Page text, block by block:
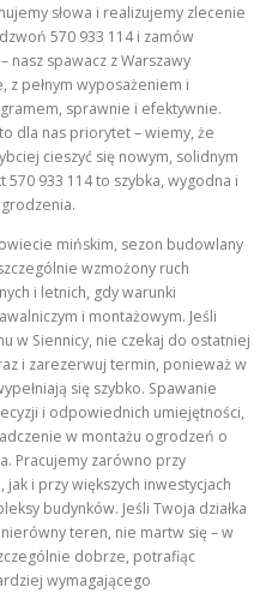
słowa i realizujemy zlecenie
570 933 114 i zamów
nasz spawacz z Warszawy
pełnym wyposażeniem i
sprawnie i efektywnie.
dla nas priorytet – wiemy, że
cieszyć się nowym, solidnym
933 114 to szybka, wygodna i
mińskim, sezon budowlany
wzmożony ruch
i letnich, gdy warunki
i montażowym. Jeśli
w Siennicy, nie czekaj do ostatniej
i zarezerwuj termin, ponieważ w
się szybko. Spawanie
i odpowiednich umiejętności,
w montażu ogrodzeń o
Pracujemy zarówno przy
i przy większych inwestycjach
budynków. Jeśli Twoja działka
teren, nie martw się – w
dobrze, potrafiąc
wymagającego